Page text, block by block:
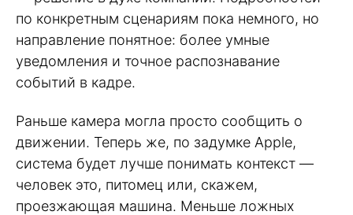
по конкретным сценариям пока немного, но
направление понятное: более умные
уведомления и точное распознавание
событий в кадре.
Раньше камера могла просто сообщить о
движении. Теперь же, по задумке Apple,
система будет лучше понимать контекст —
человек это, питомец или, скажем,
проезжающая машина. Меньше ложных